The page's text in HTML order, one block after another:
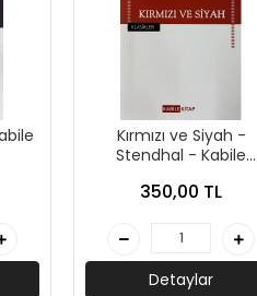
Kırmızı ve Siyah -
Stendhal - Kabile
350,00 TL
Detaylar